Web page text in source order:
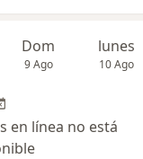
Dom
9 Ago
lunes
10 Ago
en línea no está